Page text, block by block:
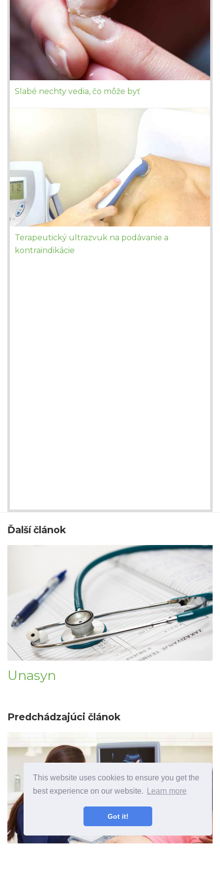
This website uses cookies to ensure you get the
best experience on our website.
Learn more
Got it!
Slabé nechty vedia, čo môže byť
Terapeutický ultrazvuk na podávanie a
kontraindikácie
Ďalší článok
Unasyn
Predchádzajúci článok